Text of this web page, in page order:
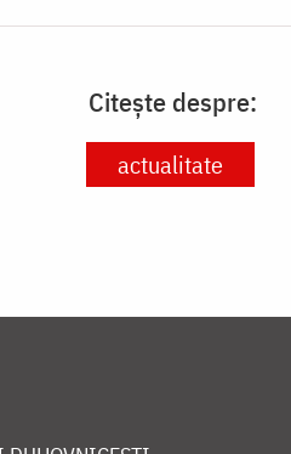
Citește despre:
actualitate